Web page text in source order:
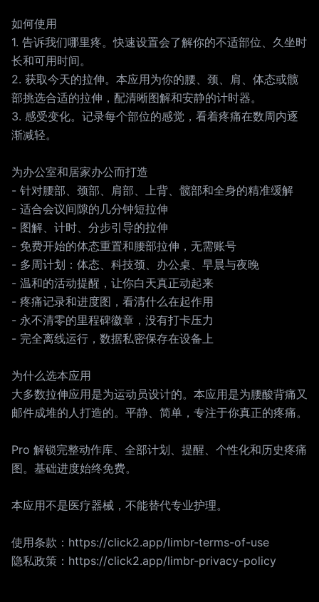
如何使用
1. 告诉我们哪里疼。快速设置会了解你的不适部位、久坐时
长和可用时间。
2. 获取今天的拉伸。本应用为你的腰、颈、肩、体态或髋
部挑选合适的拉伸，配清晰图解和安静的计时器。
3. 感受变化。记录每个部位的感觉，看着疼痛在数周内逐
渐减轻。
为办公室和居家办公而打造
- 针对腰部、颈部、肩部、上背、髋部和全身的精准缓解
- 适合会议间隙的几分钟短拉伸
- 图解、计时、分步引导的拉伸
- 免费开始的体态重置和腰部拉伸，无需账号
- 多周计划：体态、科技颈、办公桌、早晨与夜晚
- 温和的活动提醒，让你白天真正动起来
- 疼痛记录和进度图，看清什么在起作用
- 永不清零的里程碑徽章，没有打卡压力
- 完全离线运行，数据私密保存在设备上
为什么选本应用
大多数拉伸应用是为运动员设计的。本应用是为腰酸背痛又
邮件成堆的人打造的。平静、简单，专注于你真正的疼痛。
Pro 解锁完整动作库、全部计划、提醒、个性化和历史疼痛
图。基础进度始终免费。
本应用不是医疗器械，不能替代专业护理。
使用条款：https://click2.app/limbr-terms-of-use
隐私政策：https://click2.app/limbr-privacy-policy